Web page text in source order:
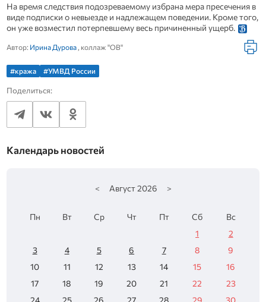
На время следствия подозреваемому избрана мера пресечения в
виде подписки о невыезде и надлежащем поведении. Кроме того,
он уже возместил потерпевшему весь причиненный ущерб.
Автор: Ирина Дурова, коллаж "ОВ"
#кража #УМВД России
Поделиться:
Календарь новостей
< Август 2026 >
Пн Вт Ср Чт Пт Сб
Вс
1
2
3
4 5 6 7 8
9
10
11 12 13 14 15
16
17
18 19 20 21 22
23